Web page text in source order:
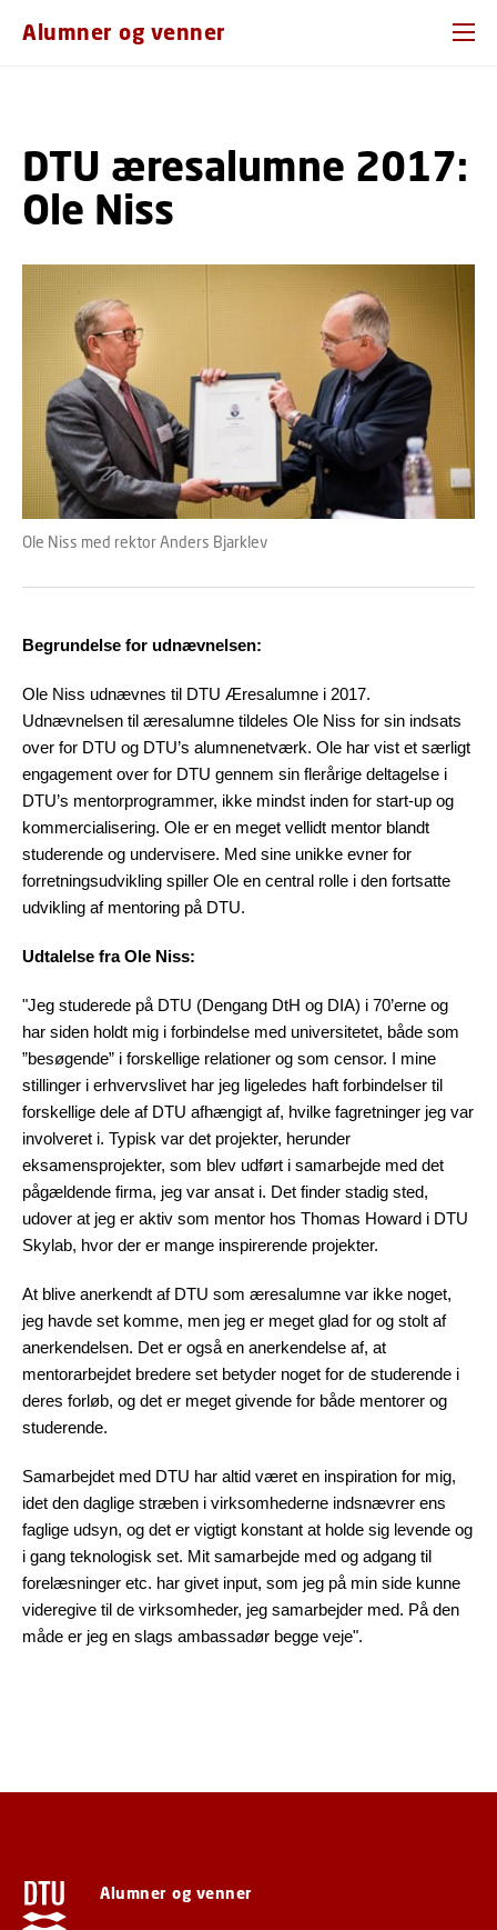
Alumner og venner
DTU æresalumne 2017:
Ole Niss
Ole Niss med rektor Anders Bjarklev
Begrundelse for udnævnelsen:
Ole Niss udnævnes til DTU Æresalumne i 2017.
Udnævnelsen til æresalumne tildeles Ole Niss for sin indsats
over for DTU og DTU’s alumnenetværk. Ole har vist et særligt
engagement over for DTU gennem sin flerårige deltagelse i
DTU’s mentorprogrammer, ikke mindst inden for start-up og
kommercialisering. Ole er en meget vellidt mentor blandt
studerende og undervisere. Med sine unikke evner for
forretningsudvikling spiller Ole en central rolle i den fortsatte
udvikling af mentoring på DTU.
Udtalelse fra Ole Niss:
"Jeg studerede på DTU (Dengang DtH og DIA) i 70’erne og
har siden holdt mig i forbindelse med universitetet, både som
”besøgende” i forskellige relationer og som censor. I mine
stillinger i erhvervslivet har jeg ligeledes haft forbindelser til
forskellige dele af DTU afhængigt af, hvilke fagretninger jeg var
involveret i. Typisk var det projekter, herunder
eksamensprojekter, som blev udført i samarbejde med det
pågældende firma, jeg var ansat i. Det finder stadig sted,
udover at jeg er aktiv som mentor hos Thomas Howard i DTU
Skylab, hvor der er mange inspirerende projekter.
At blive anerkendt af DTU som æresalumne var ikke noget,
jeg havde set komme, men jeg er meget glad for og stolt af
anerkendelsen. Det er også en anerkendelse af, at
mentorarbejdet bredere set betyder noget for de studerende i
deres forløb, og det er meget givende for både mentorer og
studerende.
Samarbejdet med DTU har altid været en inspiration for mig,
idet den daglige stræben i virksomhederne indsnævrer ens
faglige udsyn, og det er vigtigt konstant at holde sig levende og
i gang teknologisk set. Mit samarbejde med og adgang til
forelæsninger etc. har givet input, som jeg på min side kunne
videregive til de virksomheder, jeg samarbejder med. På den
måde er jeg en slags ambassadør begge veje".
Alumner og venner